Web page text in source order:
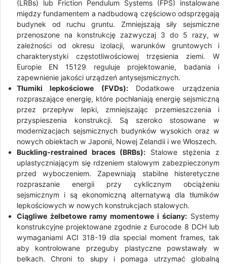
(LRBs) lub Friction Pendulum Systems (FPS) instalowane
między fundamentem a nadbudową częściowo odsprzęgają
budynek od ruchu gruntu. Zmniejszają siły sejsmiczne
przenoszone na konstrukcję zazwyczaj 3 do 5 razy, w
zależności od okresu izolacji, warunków gruntowych i
charakterystyki częstotliwościowej trzęsienia ziemi. W
Europie EN 15129 reguluje projektowanie, badania i
zapewnienie jakości urządzeń antysejsmicznych.
Tłumiki lepkościowe (FVDs):Dodatkowe urządzenia
rozpraszające energię, które pochłaniają energię sejsmiczną
przez przepływ lepki, zmniejszając przemieszczenia i
przyspieszenia konstrukcji. Są szeroko stosowane w
modernizacjach sejsmicznych budynków wysokich oraz w
nowych obiektach w Japonii, Nowej Zelandii i we Włoszech.
Buckling-restrained braces (BRBs): Stalowe stężenia z
uplastyczniającym się rdzeniem stalowym zabezpieczonym
przed wyboczeniem. Zapewniają stabilne histeretyczne
rozpraszanie energii przy cyklicznym obciążeniu
sejsmicznym i są ekonomiczną alternatywą dla tłumików
lepkościowych w nowych konstrukcjach stalowych.
Ciągliwe żelbetowe ramy momentowe i ściany: Systemy
konstrukcyjne projektowane zgodnie z Eurocode 8 DCH lub
wymaganiami ACI 318-19 dla special moment frames, tak
aby kontrolowane przeguby plastyczne powstawały w
belkach. Chroni to słupy i pomaga utrzymać globalną